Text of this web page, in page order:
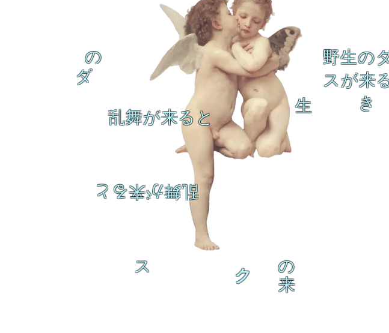
乱舞が来ると
乱舞が来ると
ク
生
の
ダ
ス
の
来
野生の
スが来
き